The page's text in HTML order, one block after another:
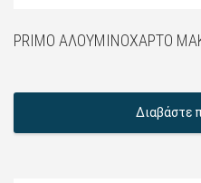
PRIMO ΑΛΟΥΜΙΝΌΧΑΡΤΟ
Διαβάστε